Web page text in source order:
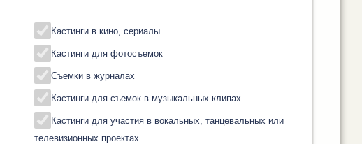
Кастинги в кино, сериалы
Кастинги для фотосъемок
Съемки в журналах
Кастинги для съемок в музыкальных клипах
Кастинги для участия в вокальных, танцевальных или
телевизионных проектах